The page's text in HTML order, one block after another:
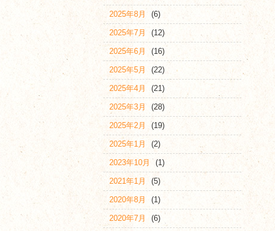
2025年8月 (6)
2025年7月 (12)
2025年6月 (16)
2025年5月 (22)
2025年4月 (21)
2025年3月 (28)
2025年2月 (19)
2025年1月 (2)
2023年10月 (1)
2021年1月 (5)
2020年8月 (1)
2020年7月 (6)